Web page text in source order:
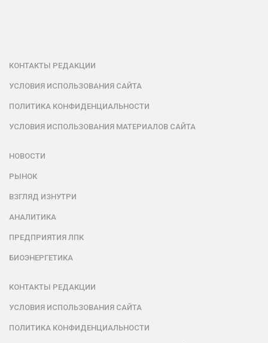
КОНТАКТЫ РЕДАКЦИИ
УСЛОВИЯ ИСПОЛЬЗОВАНИЯ САЙТА
ПОЛИТИКА КОНФИДЕНЦИАЛЬНОСТИ
УСЛОВИЯ ИСПОЛЬЗОВАНИЯ МАТЕРИАЛОВ САЙТА
НОВОСТИ
РЫНОК
ВЗГЛЯД ИЗНУТРИ
АНАЛИТИКА
ПРЕДПРИЯТИЯ ЛПК
БИОЭНЕРГЕТИКА
КОНТАКТЫ РЕДАКЦИИ
УСЛОВИЯ ИСПОЛЬЗОВАНИЯ САЙТА
ПОЛИТИКА КОНФИДЕНЦИАЛЬНОСТИ